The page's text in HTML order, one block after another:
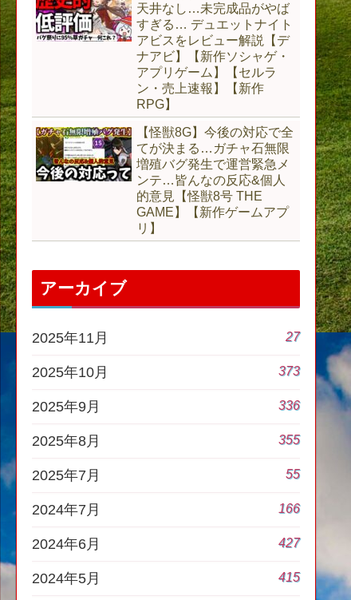
天井なし…未完成品がやば
すぎる… デュエットナイト
アビスをレビュー解説【デ
ナアビ】【新作ソシャゲ・
アプリゲーム】【セルラ
ン・売上速報】【新作
RPG】
【怪獣8G】今後の対応で全
てが決まる…ガチャ石無限
増殖バグ発生で運営緊急メ
ンテ…皆んなの反応&個人
的意見【怪獣8号 THE
GAME】【新作ゲームアプ
リ】
アーカイブ
2025年11月 27
2025年10月 373
2025年9月 336
2025年8月 355
2025年7月 55
2024年7月 166
2024年6月 427
2024年5月 415